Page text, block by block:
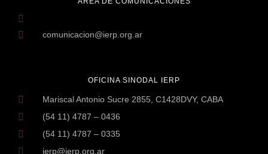
OFICINA SINODAL IERP
Mariscal Antonio Sucre 2855, C1428DVY, CABA
(54 11) 4787 – 0436
(54 11) 4787 – 0335
ierp@ierp.org.ar
comunicacion@ierp.org.ar